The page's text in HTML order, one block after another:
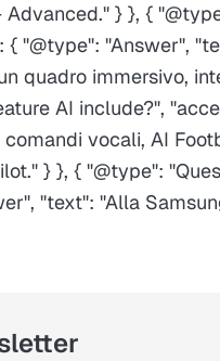
} }, {
"@type": "Answer",
quadro immersivo,
AI include?",
vocali, AI
} }, { "@type":
"text": "Alla